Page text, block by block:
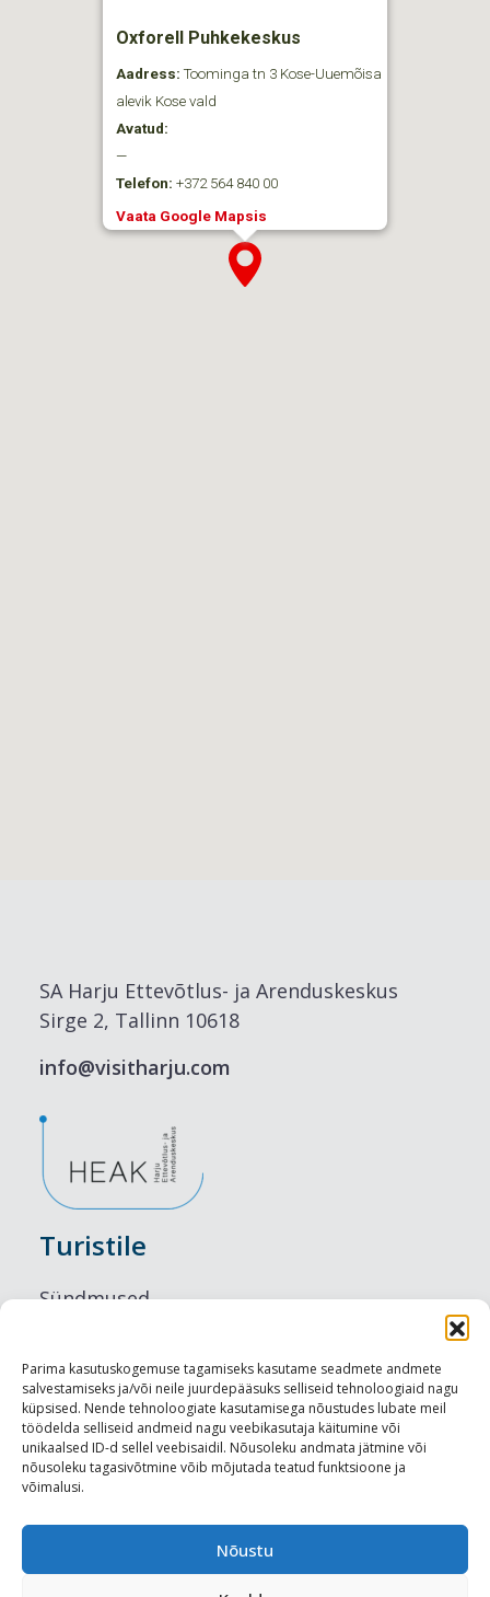
Parima kasutuskogemuse tagamiseks kasutame seadmete andmete
salvestamiseks ja/või neile juurdepääsuks selliseid tehnoloogiaid nagu
küpsised. Nende tehnoloogiate kasutamisega nõustudes lubate meil
töödelda selliseid andmeid nagu veebikasutaja käitumine või
unikaalsed ID-d sellel veebisaidil. Nõusoleku andmata jätmine või
nõusoleku tagasivõtmine võib mõjutada teatud funktsioone ja
võimalusi.
Nõustu
Oxforell Puhkekeskus
Aadress: Toominga tn 3 Kose-Uuemõisa
alevik Kose vald
Avatud:
—
Telefon: +372 564 840 00
Vaata Google Mapsis
SA Harju Ettevõtlus- ja Arenduskeskus
Sirge 2, Tallinn 10618
info@visitharju.com
Turistile
Sündmused
Maitseelamused
Vaatamisväärsused
Visit Tallinn
Turismiprofessionaalile